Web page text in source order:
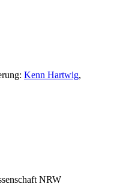
Kenn Hartwig,